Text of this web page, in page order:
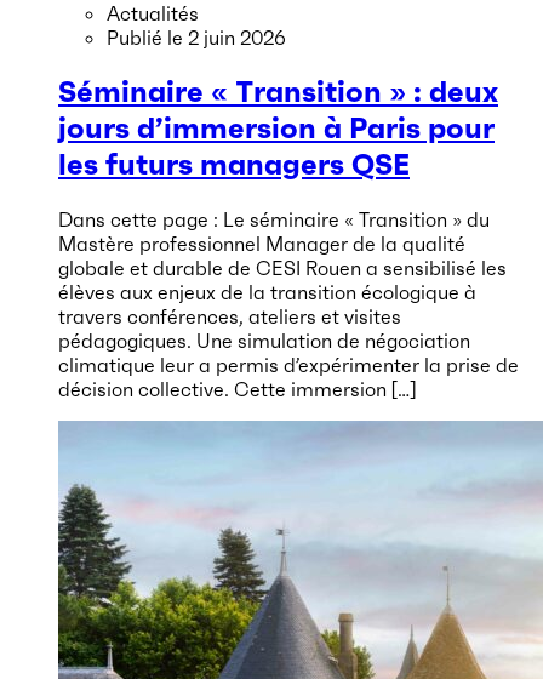
Actualités
Publié le 2 juin 2026
Séminaire « Transition » : deux
jours d’immersion à Paris pour
les futurs managers QSE
Dans cette page : Le séminaire « Transition » du
Mastère professionnel Manager de la qualité
globale et durable de CESI Rouen a sensibilisé les
élèves aux enjeux de la transition écologique à
travers conférences, ateliers et visites
pédagogiques. Une simulation de négociation
climatique leur a permis d’expérimenter la prise de
décision collective. Cette immersion […]